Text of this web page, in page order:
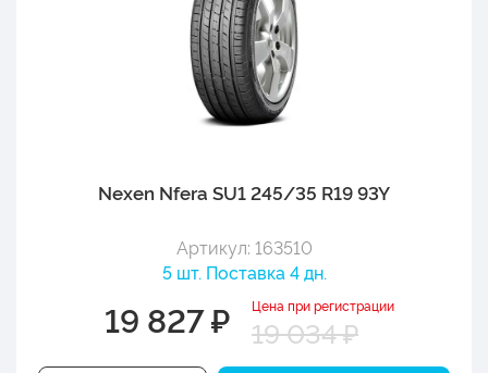
Nexen Nfera SU1 245/35 R19 93Y
Артикул: 163510
5 шт. Поставка 4 дн.
19 827 ₽ Цена при регистрации
19 034 ₽